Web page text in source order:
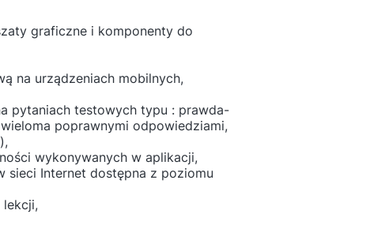
graficzne i komponenty do
na urządzeniach mobilnych,
pytaniach testowych typu : prawda-
poprawnymi odpowiedziami,
wykonywanych w aplikacji,
Internet dostępna z poziomu
lekcji,